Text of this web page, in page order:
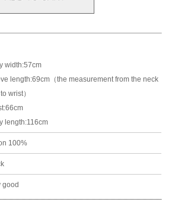
width:57cm
length:69cm（the measurement from the neck
wrist）
length:116cm
100%
good